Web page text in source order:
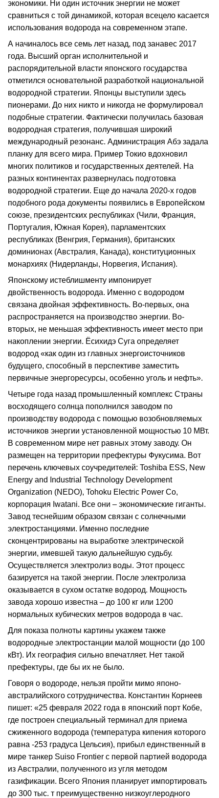
экономики. Ни один источник энергии не может
сравниться с той динамикой, которая всецело касается
использования водорода на современном этапе.
А начиналось все семь лет назад, под занавес 2017
года. Высший орган исполнительной и
распорядительной власти японского государства
отметился основательной разработкой национальной
водородной стратегии. Японцы выступили здесь
пионерами. До них никто и никогда не формулировал
подобные стратегии. Фактически получилась базовая
водородная стратегия, получившая широкий
международный резонанс. Администрация Абэ задала
планку для всего мира. Пример Токио вдохновил
многих политиков и государственных деятелей. На
разных континентах развернулась подготовка
водородной стратегии. Еще до начала 2020-х годов
подобного рода документы появились в Европейском
союзе, президентских республиках (Чили, Франция,
Португалия, Южная Корея), парламентских
республиках (Венгрия, Германия), британских
доминионах (Австралия, Канада), конституционных
монархиях (Нидерланды, Норвегия, Испания).
Японскому истеблишменту импонирует
двойственность водорода. Именно с водородом
связана двойная эффективность. Во-первых, она
распространяется на производство энергии. Во-
вторых, не меньшая эффективность имеет место при
накоплении энергии. Ёсихидэ Суга определяет
водород «как один из главных энергоисточников
будущего, способный в перспективе заместить
первичные энергоресурсы, особенно уголь и нефть».
Четыре года назад промышленный комплекс Страны
восходящего солнца пополнился заводом по
производству водорода с помощью возобновляемых
источников энергии установленной мощностью 10 МВт.
В современном мире нет равных этому заводу. Он
размещен на территории префектуры Фукусима. Вот
перечень ключевых соучредителей: Toshiba ESS, New
Energy and Industrial Technology Development
Organization (NEDO), Tohoku Electric Power Co,
корпорация Iwatani. Все они – экономические гиганты.
Завод теснейшим образом связан с солнечными
электростанциями. Именно последние
сконцентрированы на выработке электрической
энергии, имевшей такую дальнейшую судьбу.
Осуществляется электролиз воды. Этот процесс
базируется на такой энергии. После электролиза
оказывается в сухом остатке водород. Мощность
завода хорошо известна – до 100 кг или 1200
нормальных кубических метров водорода в час.
Для показа полноты картины укажем также
водородные электростанции малой мощности (до 100
кВт). Их география сильно впечатляет. Нет такой
префектуры, где бы их не было.
Говоря о водороде, нельзя пройти мимо японо-
австралийского сотрудничества. Константин Корнеев
пишет: «25 февраля 2022 года в японский порт Кобе,
где построен специальный терминал для приема
сжиженного водорода (температура кипения которого
равна -253 градуса Цельсия), прибыл единственный в
мире танкер Suiso Frontier с первой партией водорода
из Австралии, полученного из угля методом
газификации. Всего Япония планирует импортировать
до 300 тыс. т преимущественно низкоуглеродного